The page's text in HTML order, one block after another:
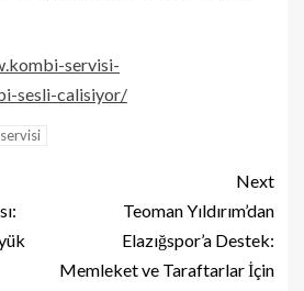
servisi-
sesli-calisiyor/
Next
Teoman Yıldırım’dan
Elazığspor’a Destek:
Memleket ve Taraftarlar İçin